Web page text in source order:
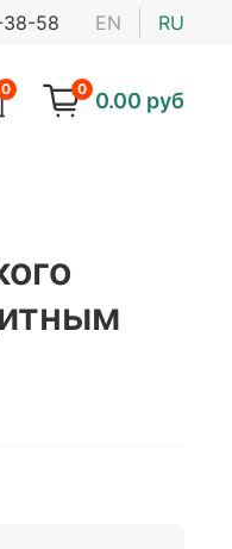
58 EN RU
0 0 0.00 руб